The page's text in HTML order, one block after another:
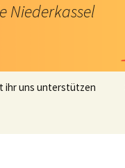
Niederkassel
ihr uns unterstützen